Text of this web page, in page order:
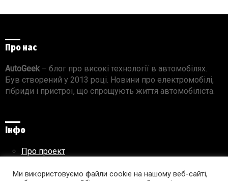
Про нас
AutoGeek– блог про високі технології в автомобілях.
Був створений у 2013 році. Новини про електромобілі,
гібриди і пристрої, що спрощують життя автомобіліста.
Інфо
Про проект
Правила використання матеріалів
Ми використовуємо файли cookie на нашому веб-сайті,